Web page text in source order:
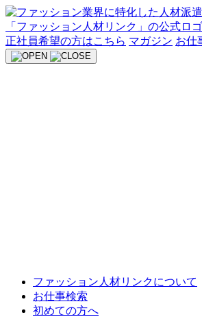
Skip
to
content
正社員希望の方はこちら マガジン お仕
ファッション人材リンクについて
お仕事検索
初めての方へ